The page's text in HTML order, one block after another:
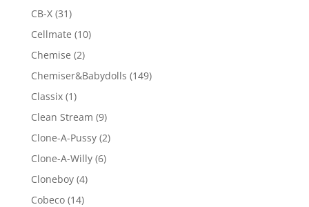
CB-X (31)
Cellmate (10)
Chemise (2)
Chemiser&Babydolls (149)
Classix (1)
Clean Stream (9)
Clone-A-Pussy (2)
Clone-A-Willy (6)
Cloneboy (4)
Cobeco (14)